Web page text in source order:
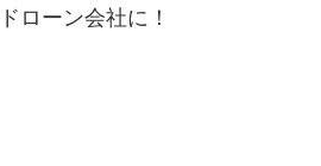
ローン会社に！